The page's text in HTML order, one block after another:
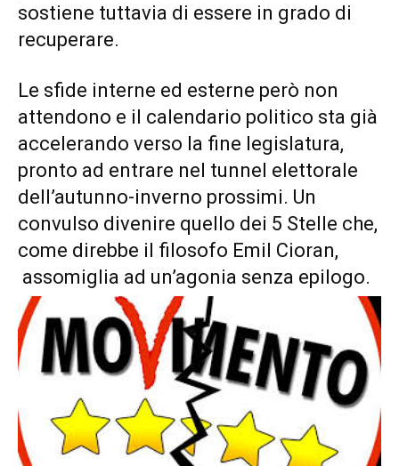
sostiene tuttavia di essere in grado di
recuperare.
Le sfide interne ed esterne però non
attendono e il calendario politico sta già
accelerando verso la fine legislatura,
pronto ad entrare nel tunnel elettorale
dell’autunno-inverno prossimi. Un
convulso divenire quello dei 5 Stelle che,
come direbbe il filosofo Emil Cioran,
assomiglia ad un’agonia senza epilogo.